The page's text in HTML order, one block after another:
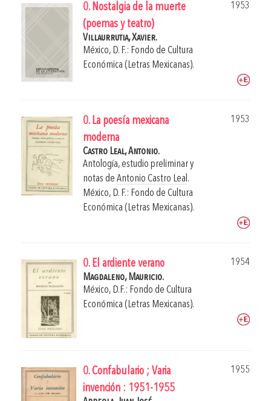
0. Nostalgia de la muerte
(poemas y teatro)
1953
Villaurrutia, Xavier.
México, D. F.: Fondo de Cultura
Económica (Letras Mexicanas).
0. La poesía mexicana
moderna
1953
Castro Leal, Antonio.
Antología, estudio preliminar y
notas de Antonio Castro Leal .
México, D. F.: Fondo de Cultura
Económica (Letras Mexicanas).
0. El ardiente verano
1954
Magdaleno, Mauricio.
México, D.F.: Fondo de Cultura
Económica (Letras Mexicanas).
0. Confabulario ; Varia
invención : 1951-1955
1955